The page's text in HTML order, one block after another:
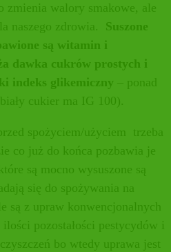
zmienia walory smakowe, ale
naszego zdrowia.
Suszone
są witamin i
dawka cukrów prostych i
indeks glikemiczny – ponad
cukier ma IG 100).
spożyciem/użyciem trzeba
co już do końca pozbawia je
są mocno wysuszone są
się do spożywania na
są z upraw konwencjonalnych
pozostałości pestycydów i
bo wtedy uprawa jest